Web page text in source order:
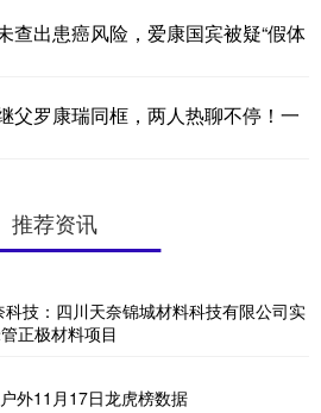
查出患癌风险，爱康国宾被疑“假体
父罗康瑞同框，两人热聊不停！一
推荐资讯
技：四川天奈锦城材料科技有限公司实
正极材料项目
外11月17日龙虎榜数据